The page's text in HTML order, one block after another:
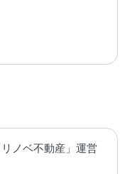
ノベ不動産」運営